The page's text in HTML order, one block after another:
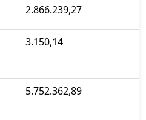
2.866.239,27
3.150,14
5.752.362,89